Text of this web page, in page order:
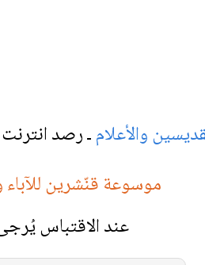
والأعلامـ رصد انترنت
موسوعة قنّشرين للآباء
عند الاقتباس